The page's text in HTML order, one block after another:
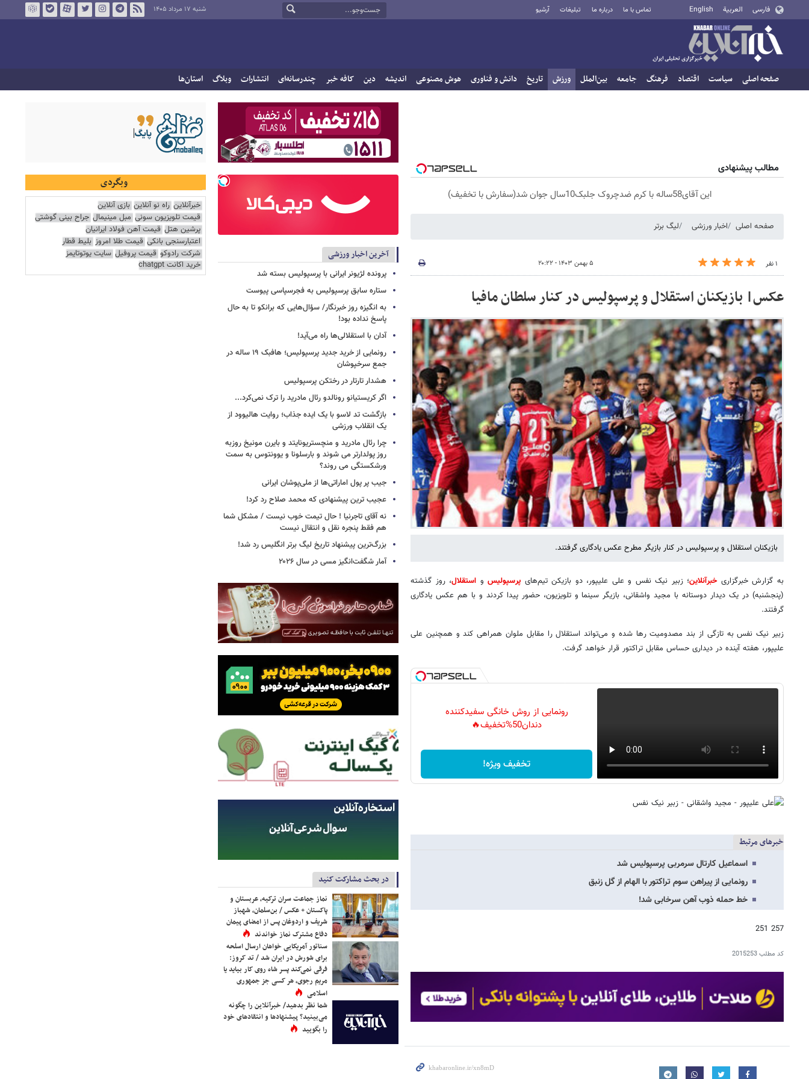
فارسی العربية English تماس با ما درباره ما تبلیغات آرشیو شنبه ۱۷ مرداد ۱۴۰۵
صفحه اصلی سیاست اقتصاد فرهنگ جامعه بین‌الملل ورزش تاریخ دانش و فناوری هوش مصنوعی اندیشه دین کافه خبر چندرسانه‌ای انتشارات وبلاگ استان‌ها
مطالب پیشنهادی
این آقای58ساله با کرم ضدچروک جلبک10سال جوان شد(سفارش با تخفیف)
صفحه اصلی اخبار ورزشی لیگ برتر
۱ نفر ۵ بهمن ۱۴۰۳ - ۲۰:۲۲
عکس| بازیکنان استقلال و پرسپولیس در کنار سلطان مافیا
بازیکنان استقلال و پرسپولیس در کنار بازیگر مطرح عکس یادگاری گرفتند.
به گزارش خبرگزاریخبرآنلاین؛ زبیر نیک‌ نفس و علی علیپور، دو بازیکن تیم‌های پرسپولیس و استقلال، روز گذشته
(پنجشنبه) در یک دیدار دوستانه با مجید واشقانی، بازیگر سینما و تلویزیون، حضور پیدا کردند و با هم عکس یادگاری
گرفتند.
زبیر نیک نفس به تازگی از بند مصدومیت رها شده و می‌تواند استقلال را مقابل ملوان همراهی کند و همچنین علی
علیپور، هفته آینده در دیداری حساس مقابل تراکتور قرار خواهد گرفت.
رونمایی از روش خانگی سفیدکننده
دندان50%تخفیف🔥
تخفیف ویژه!
خبرهای مرتبط
اسماعیل کارتال سرمربی پرسپولیس شد
رونمایی از پیراهن سوم تراکتور با الهام از گل زنبق
خط حمله ذوب آهن سرخابی شد!
257 251
کد مطلب2015253
آخرین اخبار ورزشی
پرونده لژیونر ایرانی با پرسپولیس بسته شد
ستاره سابق پرسپولیس به فجرسپاسی پیوست
به انگیزه روز خبرنگار/ سؤال‌هایی که برانکو تا به حال
پاسخ نداده بود!
آدان با استقلالی‌ها راه می‌آید!
رونمایی از خرید جدید پرسپولیس؛ هافبک ۱۹ ساله در
جمع سرخپوشان
هشدار تارتار در رختکن پرسپولیس
اگر کریستیانو رونالدو رئال مادرید را ترک نمی‌کرد...
بازگشت تد لاسو با یک ایده جذاب؛ روایت هالیوود از
یک انقلاب ورزشی
چرا رئال مادرید و منچستریونایتد و بایرن مونیخ روزبه
روز پولدارتر می شوند و بارسلونا و یوونتوس به سمت
ورشکستگی می روند؟
جیب پر پول اماراتی‌ها از ملی‌پوشان ایرانی
عجیب ترین پیشنهادی که محمد صلاح رد کرد!
نه آقای تاجرنیا ! حال تیمت خوب نیست / مشکل شما
هم فقط پنجره نقل و انتقال نیست
بزرگ‌ترین پیشنهاد تاریخ لیگ برتر انگلیس رد شد!
آمار شگفت‌انگیز مسی در سال ۲۰۲۶
در بحث مشارکت کنید
نماز جماعت سران ترکیه، عربستان و
پاکستان + عکس / بن‌سلمان، شهباز
شریف و اردوغان پس از امضای پیمان
دفاع مشترک نماز خواندند
سناتور آمریکایی خواهان ارسال اسلحه
برای شورش در ایران شد / تد کروز:
فرقی نمی‌کند پسر شاه روی کار بیاید یا
مریم رجوی، هر کسی جز جمهوری
اسلامی
شما نظر بدهید/ خبرآنلاین را چگونه
می‌بینید؟ پیشنهادها و انتقادهای خود
را بگویید
وبگردی
خبرآنلاین راه نو آنلاین بازی آنلاین
قیمت تلویزیون سونی مبل مینیمال جراح بینی گوشتی
پرشین هتل قیمت آهن فولاد ایرانیان
اعتبارسنجی بانکی قیمت طلا امروز بلیط قطار
شرکت رادوکو قیمت پروفیل سایت یوتوتایمز
خرید اکانت chatgpt